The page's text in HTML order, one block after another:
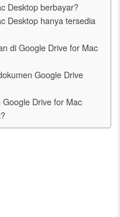
Desktop berbayar?
Desktop hanya tersedia
di Google Drive for Mac
Google Drive
Drive for Mac